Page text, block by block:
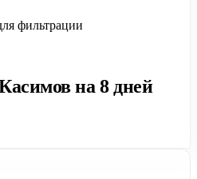
фильтрации
на 8 дней